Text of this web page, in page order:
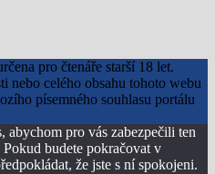
pro čtenáře starší 18 let.
nebo celého obsahu tohoto webu
písemného souhlasu portálu
abychom pro vás zabezpečili ten
budete pokračovat v
že jste s ní spokojeni.